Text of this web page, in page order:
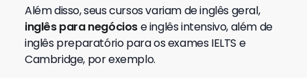
Além disso, seus cursos variam de inglês geral,
inglês para negóciose inglês intensivo, além de
inglês preparatório para os exames IELTS e
Cambridge, por exemplo.